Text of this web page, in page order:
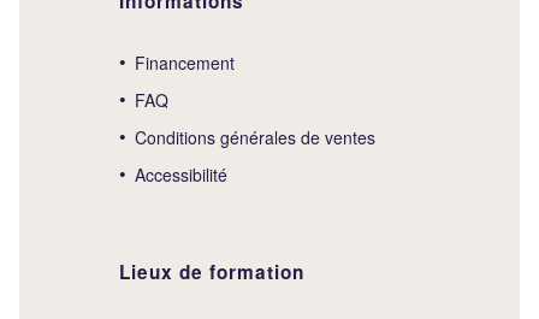
Financement
FAQ
Conditions générales de ventes
Accessibilité
Lieux de formation